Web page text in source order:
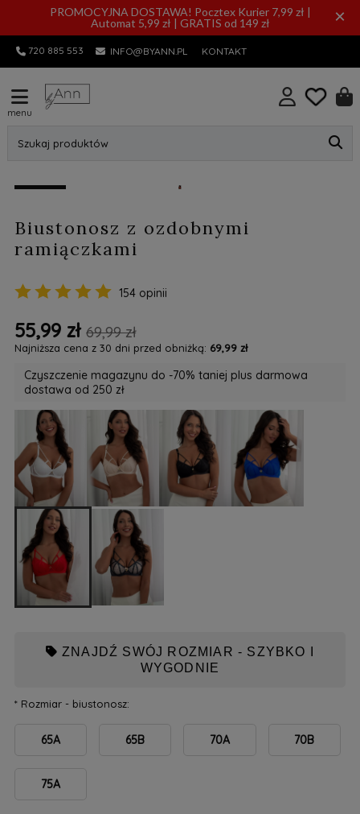
PROMOCYJNA DOSTAWA! Pocztex Kurier 7,99 zł |
Automat 5,99 zł | GRATIS od 149 zł
×
720 885 553 INFO@BYANN.PL KONTAKT
menu
Szukaj produktów
promocja
Biustonosz z ozdobnymi
ramiączkami
154 opinii
55,99 zł 69,99 zł
Najniższa cena z 30 dni przed obniżką: 69,99 zł
Czyszczenie magazynu do -70% taniej plus darmowa
dostawa od 250 zł
ZNAJDŹ SWÓJ ROZMIAR - SZYBKO I
WYGODNIE
*Rozmiar - biustonosz:
65A 65B 70A 70B
75A